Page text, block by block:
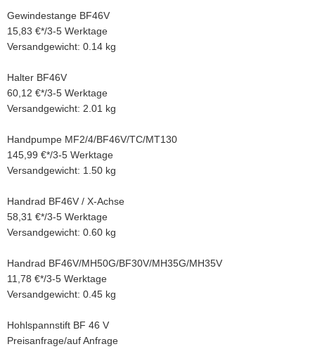
Gewindestange BF46V
15,83 €*/3-5 Werktage
Versandgewicht: 0.14 kg
Halter BF46V
60,12 €*/3-5 Werktage
Versandgewicht: 2.01 kg
Handpumpe MF2/4/BF46V/TC/MT130
145,99 €*/3-5 Werktage
Versandgewicht: 1.50 kg
Handrad BF46V / X-Achse
58,31 €*/3-5 Werktage
Versandgewicht: 0.60 kg
Handrad BF46V/MH50G/BF30V/MH35G/MH35V
11,78 €*/3-5 Werktage
Versandgewicht: 0.45 kg
Hohlspannstift BF 46 V
Preisanfrage/auf Anfrage